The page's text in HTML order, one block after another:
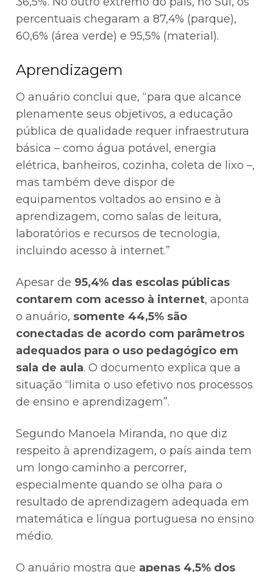
percentuais chegaram a 87,4% (parque),
60,6% (área verde) e 95,5% (material).
Aprendizagem
O anuário conclui que, “para que alcance
plenamente seus objetivos, a educação
pública de qualidade requer infraestrutura
básica – como água potável, energia
elétrica, banheiros, cozinha, coleta de lixo –,
mas também deve dispor de
equipamentos voltados ao ensino e à
aprendizagem, como salas de leitura,
laboratórios e recursos de tecnologia,
incluindo acesso à internet.”
Apesar de 95,4% das escolas públicas
contarem com acesso à internet, aponta
o anuário, somente 44,5% são
conectadas de acordo com parâmetros
adequados para o uso pedagógico em
sala de aula. O documento explica que a
situação “limita o uso efetivo nos processos
de ensino e aprendizagem”.
Segundo Manoela Miranda, no que diz
respeito à aprendizagem, o país ainda tem
um longo caminho a percorrer,
especialmente quando se olha para o
resultado de aprendizagem adequada em
matemática e língua portuguesa no ensino
médio.
O anuário mostra que apenas 4,5% dos